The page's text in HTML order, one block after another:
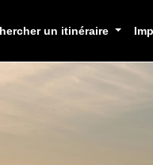
un itinéraire